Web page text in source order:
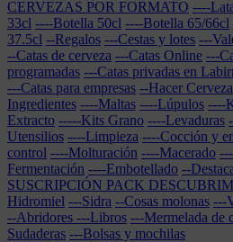
CERVEZAS POR FORMATO ----
33cl ----Botella 50cl ----Botella 65/66cl
37.5cl --Regalos ---Cestas y lotes ---
--Catas de cerveza ---Catas Online ---
programadas ---Catas privadas en
---Catas para empresas --Hacer Cerveza
Ingredientes ----Maltas ----Lúpulos ----
Extracto -----Kits Grano ----Levaduras
Utensilios ----Limpieza ----Cocción y
control ----Molturación ----Macerado
Fermentación ----Embotellado --
SUSCRIPCIÓN PACK
Hidromiel ---Sidra --Cosas molonas ---
--Abridores ---Libros ---Mermelada de
Sudaderas ---Bolsas y mochilas